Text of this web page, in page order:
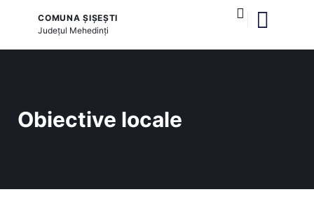
COMUNA ȘIȘEȘTI
Județul Mehedinți
Obiective locale